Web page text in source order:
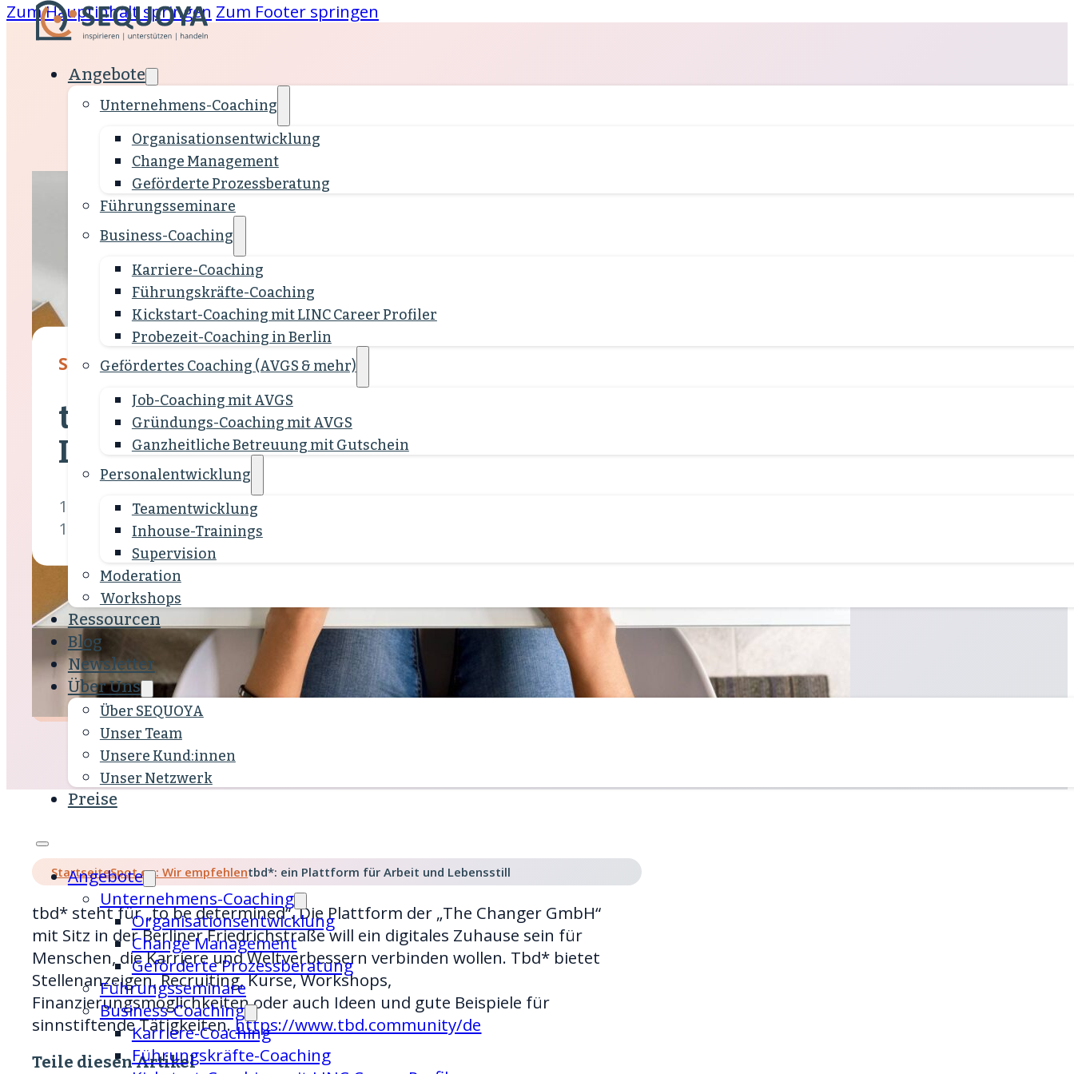
Zum Hauptinhalt springen Zum Footer springen
Angebote
Unternehmens-Coaching
Organisations­entwicklung
Change Management
Geförderte Prozessberatung
Führungsseminare
Business-Coaching
Karriere-Coaching
Führungskräfte-Coaching
Kickstart-Coaching mit LINC Career Profiler
Probezeit-Coaching in Berlin
Gefördertes Coaching (AVGS & mehr)
Job-Coaching mit AVGS
Gründungs-Coaching mit AVGS
Ganzheitliche Betreuung mit Gutschein
Personalentwicklung
Team­entwicklung
Inhouse-Trainings
Supervision
Moderation
Workshops
Ressourcen
Blog
Newsletter
Über Uns
Über SEQUOYA
Unser Team
Unsere Kund:innen
Unser Netzwerk
Preise
Angebote
Unternehmens-Coaching
Organisations­entwicklung
Change Management
Geförderte Prozessberatung
Führungsseminare
Business-Coaching
Karriere-Coaching
Führungskräfte-Coaching
SEQUOYA Blog
tbd*: ein Plattform für Arbeit und
Lebensstill
1 Min.
16.08.2021
StartseiteSpot on: Wir empfehlentbd*: ein Plattform für Arbeit und Lebensstill
tbd* steht für „to be determined“. Die Plattform der „The Changer GmbH“
mit Sitz in der Berliner Friedrichstraße will ein digitales Zuhause sein für
Menschen, die Karriere und Weltverbessern verbinden wollen. Tbd* bietet
Stellenanzeigen, Recruiting, Kurse, Workshops,
Finanzierungsmöglichkeiten oder auch Ideen und gute Beispiele für
sinnstiftende Tätigkeiten.https://www.tbd.community/de
Teile diesen Artikel